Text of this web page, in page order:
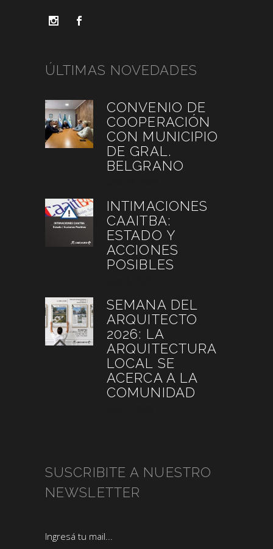
ÚLTIMAS NOVEDADES
CONVENIO DE
COOPERACIÓN
CON MUNICIPIO
DE GRAL.
BELGRANO
INTIMACIONES
CAAITBA:
ESTADO Y
ACCIONES
POSIBLES
SEMANA DEL
ARQUITECTO
2026: LA
ARQUITECTURA
LOCAL SE
ACERCA A LA
COMUNIDAD
SUSCRIBITE A NUESTRO
NEWSLETTER